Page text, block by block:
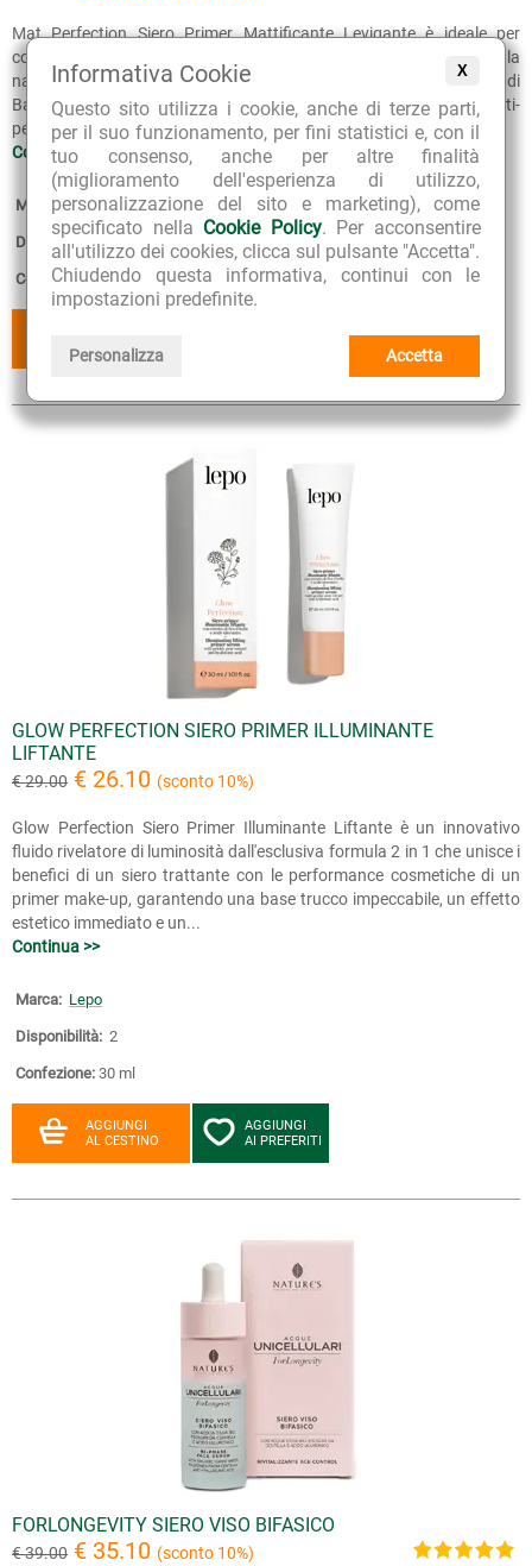
X
Informativa Cookie
Questo sito utilizza i cookie, anche di terze parti,
per il suo funzionamento, per fini statistici e, con il
tuo consenso, anche per altre finalità
(miglioramento dell'esperienza di utilizzo,
personalizzazione del sito e marketing), come
specificato nella Cookie Policy. Per acconsentire
all'utilizzo dei cookies, clicca sul pulsante "Accetta".
Chiudendo questa informativa, continui con le
impostazioni predefinite.
Personalizza Accetta
Mat Perfection Siero Primer Mattificante Levigante è ideale per
correggere e uniformare, idratare, purificare la pelle del viso. Formula
naturale opacizzante, levigante e sebo-normalizzante con estratto di
Bardana, amido di Riso, acido lattobionico. Un fluido multi-
perfezionante effetto mat...
Continua >>
Marca: Lepo
Disponibilità:
Confezione: 30 ml
AL CESTINO
GLOW PERFECTION SIERO PRIMER ILLUMINANTE
LIFTANTE
€ 29.00 € 26.10 (sconto 10%)
Glow Perfection Siero Primer Illuminante Liftante è un innovativo
fluido rivelatore di luminosità dall'esclusiva formula 2 in 1 che unisce i
benefici di un siero trattante con le performance cosmetiche di un
primer make-up, garantendo una base trucco impeccabile, un effetto
estetico immediato e un...
Continua >>
Marca: Lepo
Disponibilità: 2
Confezione: 30 ml
AGGIUNGI
AL CESTINO
AGGIUNGI
AI PREFERITI
FORLONGEVITY SIERO VISO BIFASICO
€ 39.00 € 35.10 (sconto 10%)